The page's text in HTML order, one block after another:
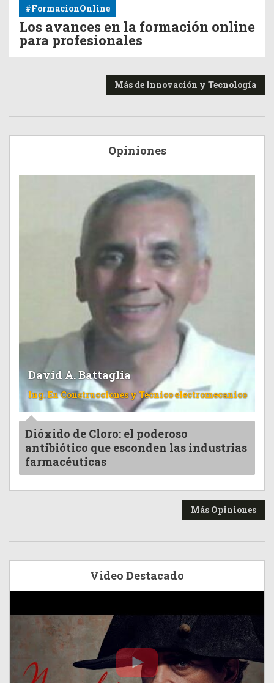
#FormacionOnline
Los avances en la formación online
para profesionales
Más de Innovación y Tecnología
Opiniones
David A. Battaglia
Ing. En Construcciones y Tecnico electromecanico
Dióxido de Cloro: el poderoso
antibiótico que esconden las industrias
farmacéuticas
Más Opiniones
Video Destacado